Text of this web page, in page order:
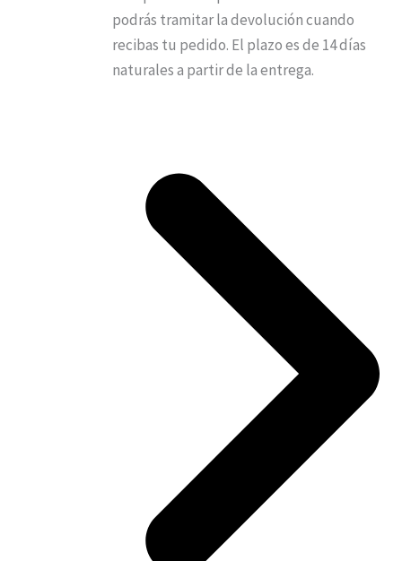
podrás tramitar la devolución cuando
recibas tu pedido. El plazo es de 14 días
naturales a partir de la entrega.